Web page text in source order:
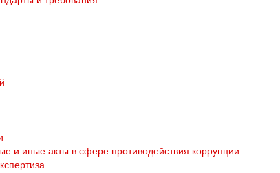
и иные акты в сфере противодействия коррупции